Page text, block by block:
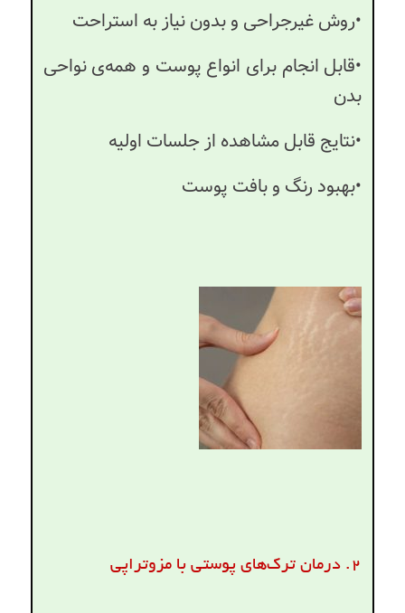
•روش غیرجراحی و بدون نیاز به استراحت
•قابل انجام برای انواع پوست و همه‌ی نواحی
بدن
•نتایج قابل مشاهده از جلسات اولیه
•بهبود رنگ و بافت پوست
۲. درمان ترک‌های پوستی با مزوتراپی